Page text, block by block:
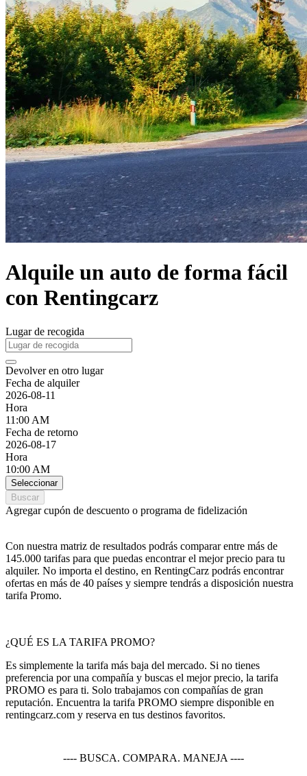
Alquile un auto de forma fácil
con Rentingcarz
Lugar de recogida
Devolver en otro lugar
Fecha de alquiler
2026-08-11
Hora
11:00 AM
Fecha de retorno
2026-08-17
Hora
10:00 AM
Seleccionar
Buscar
Agregar cupón de descuento o programa de fidelización
Con nuestra matriz de resultados podrás comparar entre más de
145.000 tarifas para que puedas encontrar el mejor precio para tu
alquiler. No importa el destino, en RentingCarz podrás encontrar
ofertas en más de 40 países y siempre tendrás a disposición nuestra
tarifa Promo.
¿QUÉ ES LA TARIFA PROMO?
Es simplemente la tarifa más baja del mercado. Si no tienes
preferencia por una compañía y buscas el mejor precio, la tarifa
PROMO es para ti. Solo trabajamos con compañías de gran
reputación. Encuentra la tarifa PROMO siempre disponible en
rentingcarz.com y reserva en tus destinos favoritos.
---- BUSCA. COMPARA. MANEJA ----